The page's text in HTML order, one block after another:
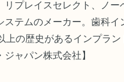
リプレイスセレクト、ノー
ステムのメーカー。歯科
の歴史があるインプラン
ジャパン株式会社】